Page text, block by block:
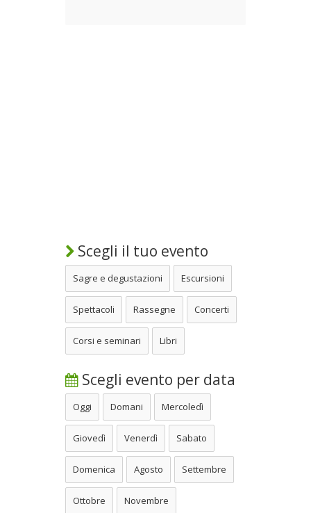
Scegli il tuo evento
Sagre e degustazioni Escursioni
Spettacoli Rassegne Concerti
Corsi e seminari Libri
Scegli evento per data
Oggi Domani Mercoledì
Giovedì Venerdì Sabato
Domenica Agosto Settembre
Ottobre Novembre